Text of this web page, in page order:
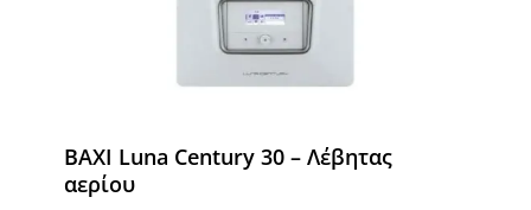
BAXI Luna Century 30 – Λέβητας
αερίου